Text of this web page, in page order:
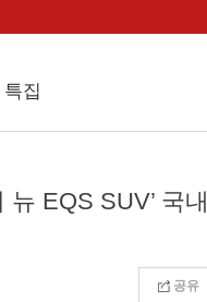
특집
EQS SUV’ 국내
공유